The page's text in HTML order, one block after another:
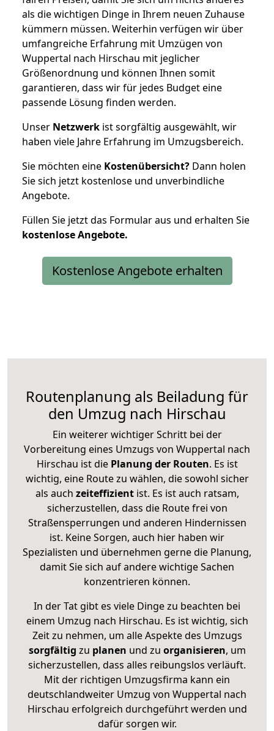
als die wichtigen Dinge in Ihrem neuen Zuhause
kümmern müssen. Weiterhin verfügen wir über
umfangreiche Erfahrung mit Umzügen von
Wuppertal nach Hirschau mit jeglicher
Größenordnung und können Ihnen somit
garantieren, dass wir für jedes Budget eine
passende Lösung finden werden.
Unser Netzwerk ist sorgfältig ausgewählt, wir
haben viele Jahre Erfahrung im Umzugsbereich.
Sie möchten eine Kostenübersicht? Dann holen
Sie sich jetzt kostenlose und unverbindliche
Angebote.
Füllen Sie jetzt das Formular aus und erhalten Sie
kostenloseAngebote.
Kostenlose Angebote erhalten
Routenplanung als Beiladung für
den Umzug nach Hirschau
Ein weiterer wichtiger Schritt bei der
Vorbereitung eines Umzugs von Wuppertal nach
Hirschau ist diePlanung der Routen. Es ist
wichtig, eine Route zu wählen, die sowohl sicher
als auch zeiteffizientist. Es ist auch ratsam,
sicherzustellen, dass die Route frei von
Straßensperrungen und anderen Hindernissen
ist. Keine Sorgen, auch hier haben wir
Spezialisten und übernehmen gerne die Planung,
damit Sie sich auf andere wichtige Sachen
konzentrieren können.
In der Tat gibt es viele Dinge zu beachten bei
einem Umzug nach Hirschau. Es ist wichtig, sich
Zeit zu nehmen, um alle Aspekte des Umzugs
sorgfältig zu planen und zu organisieren, um
sicherzustellen, dass alles reibungslos verläuft.
Mit der richtigen Umzugsfirma kann ein
deutschlandweiter Umzug von Wuppertal nach
Hirschau erfolgreich durchgeführt werden und
dafür sorgen wir.